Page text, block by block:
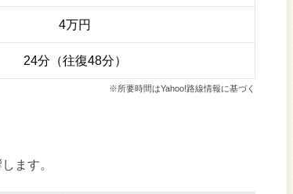
4万円
24分（往復48分）
※所要時間はYahoo!路線情報に基づく
ます。